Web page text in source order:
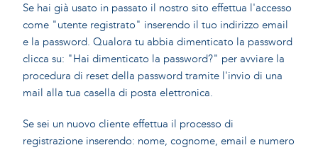
Se hai già usato in passato il nostro sito effettua l'accesso
come "utente registrato" inserendo il tuo indirizzo email
e la password. Qualora tu abbia dimenticato la password
clicca su: "Hai dimenticato la password?" per avviare la
procedura di reset della password tramite l'invio di una
mail alla tua casella di posta elettronica.
Se sei un nuovo cliente effettua il processo di
registrazione inserendo: nome, cognome, email e numero